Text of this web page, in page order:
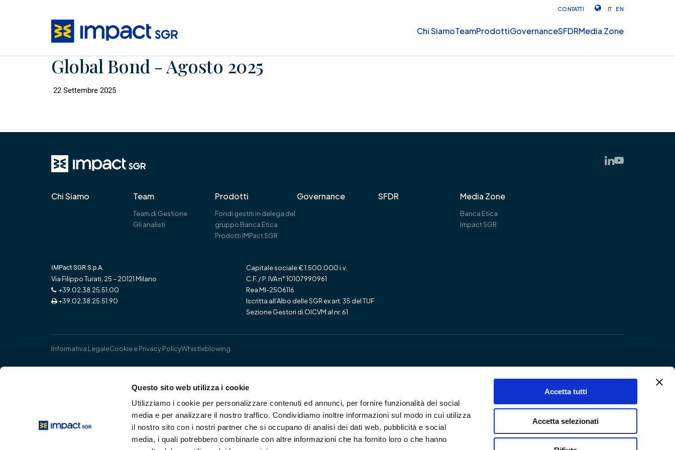
Questo sito web utilizza i cookie
Utilizziamo i cookie per personalizzare contenuti ed annunci, per fornire funzionalità dei social
media e per analizzare il nostro traffico. Condividiamo inoltre informazioni sul modo in cui utilizza
il nostro sito con i nostri partner che si occupano di analisi dei dati web, pubblicità e social
media, i quali potrebbero combinarle con altre informazioni che ha fornito loro o che hanno
Accetta tutti
Accetta selezionati
CONTATTI IT EN
Chi SiamoTeamProdottiGovernanceSFDRMedia Zone
Global Bond - Agosto 2025
22 Settembre 2025
Chi Siamo Team
Team di Gestione
Gli analisti
Prodotti
Fondi gestiti in delega del
gruppo Banca Etica
Prodotti IMPact SGR
Governance SFDR Media Zone
Banca Etica
Impact SGR
IMPact SGR S.p.A.
Via Filippo Turati, 25 – 20121 Milano
+39.02.38.25.51.00
+39.02.38.25.51.90
Capitale sociale € 1.500.000 i.v.
C.F. / P. IVA n° 10107990961
Rea MI-2506116
Iscritta all’Albo delle SGR ex art. 35 del TUF
Sezione Gestori di OICVM al nr. 61
Informativa LegaleCookie e Privacy PolicyWhistleblowing